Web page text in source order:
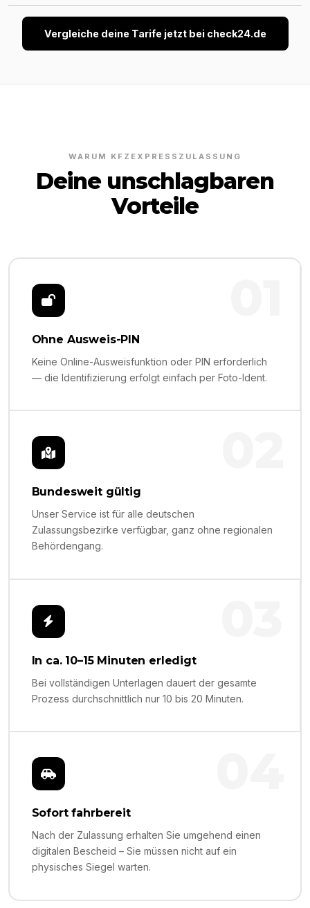
Vergleiche deine Tarife jetzt bei check24.de
WARUM KFZEXPRESSZULASSUNG
Deine unschlagbaren
Vorteile
Ohne Ausweis-PIN
Keine Online-Ausweisfunktion oder PIN erforderlich
— die Identifizierung erfolgt einfach per Foto-Ident.
Bundesweit gültig
Unser Service ist für alle deutschen
Zulassungsbezirke verfügbar, ganz ohne regionalen
Behördengang.
In ca. 10–15 Minuten erledigt
Bei vollständigen Unterlagen dauert der gesamte
Prozess durchschnittlich nur 10 bis 20 Minuten.
Sofort fahrbereit
Nach der Zulassung erhalten Sie umgehend einen
digitalen Bescheid – Sie müssen nicht auf ein
physisches Siegel warten.